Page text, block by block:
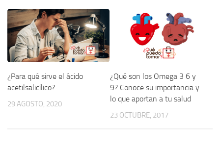
¿Para qué sirve el ácido
acetilsalicílico?
29 AGOSTO, 2020
¿Qué son los Omega 3 6 y
9? Conoce su importancia y
lo que aportan a tu salud
23 OCTUBRE, 2017